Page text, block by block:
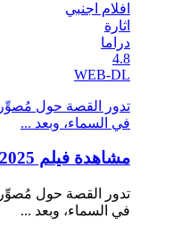
افلام اجنبي
اثارة
دراما
4.8
WEB-DL
تدور القصة حول
في السماء، وبعد ...
مشاهدة فيلم Star People 2025 مترجم
تدور القصة حول
في السماء، وبعد ...